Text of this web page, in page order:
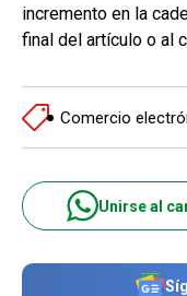
incremento en la
final del artículo o al
Comercio
Unirse al